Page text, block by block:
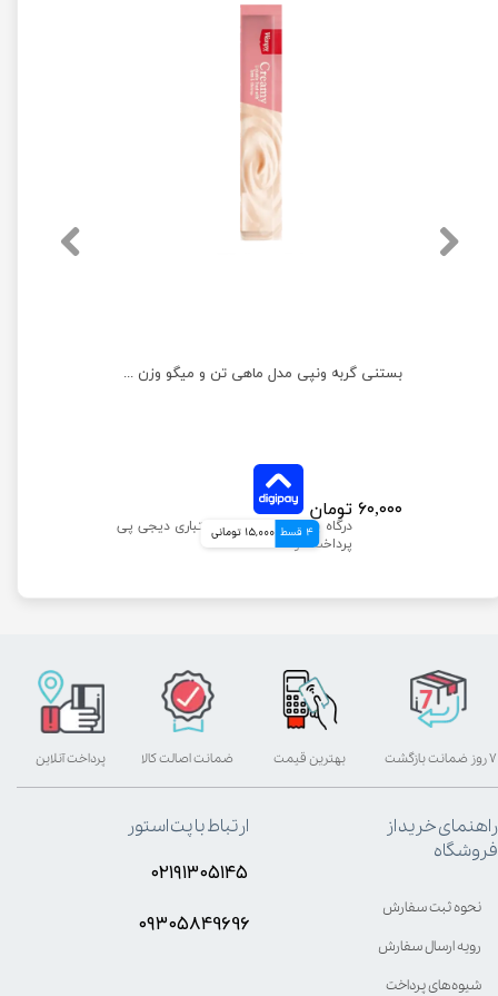
بستنی گربه ونپی مدل ماهی تن و میگو وزن 14 گرم
۶۰,۰۰۰ تومان
4 قسط 15,000 تومانی
بهترین قیمت پرداخت آنلاین ۷ روز ضمانت بازگشت ضمانت اصالت کالا
راهنمای خرید از
فروشگاه
نحوه ثبت سفارش
رویه ارسال سفارش
شیوه‌های پرداخت
ارتباط با پت استور
۰۲۱۹۱۳۰۵۱۴۵
۰۹۳۰۵8۴9696